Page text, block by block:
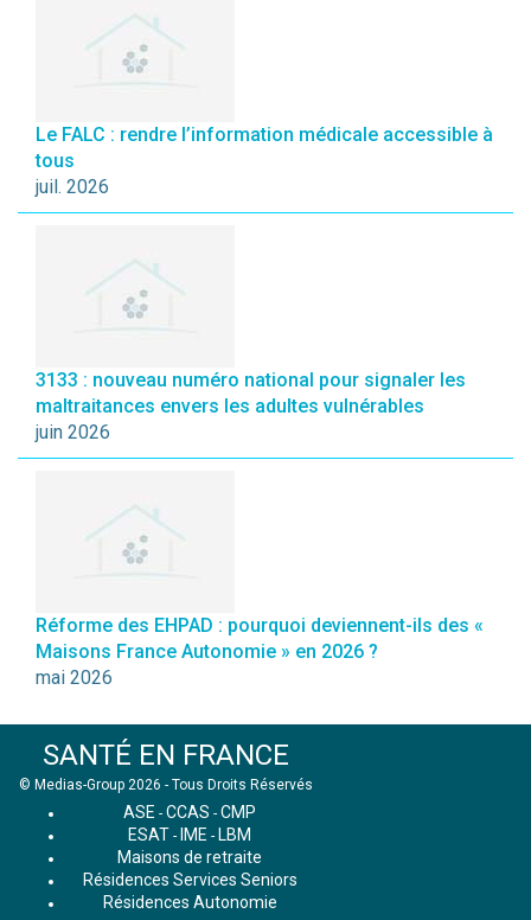
Le FALC : rendre l’information médicale accessible à
tous
juil. 2026
3133 : nouveau numéro national pour signaler les
maltraitances envers les adultes vulnérables
juin 2026
Réforme des EHPAD : pourquoi deviennent-ils des «
Maisons France Autonomie » en 2026 ?
mai 2026
SANTÉ EN FRANCE
© Medias-Group 2026 - Tous Droits Réservés
ASE - CCAS - CMP
ESAT - IME - LBM
Maisons de retraite
Résidences Services Seniors
Résidences Autonomie